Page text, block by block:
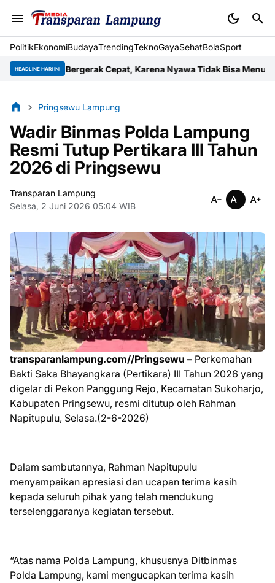
PolitikEkonomiBudayaTrendingTeknoGayaSehatBolaSport
HEADLINE HARI INI
Bergerak Cepat, Karena Nyawa Tidak Bisa MenungguWujud
Pringsewu Lampung
Wadir Binmas Polda Lampung
Resmi Tutup Pertikara III Tahun
2026 di Pringsewu
Transparan Lampung
Selasa, 2 Juni 2026 05:04 WIB
transparanlampung.com//Pringsewu – Perkemahan
Bakti Saka Bhayangkara (Pertikara) III Tahun 2026 yang
digelar di Pekon Panggung Rejo, Kecamatan Sukoharjo,
Kabupaten Pringsewu, resmi ditutup oleh Rahman
Napitupulu, Selasa.(2-6-2026)
Dalam sambutannya, Rahman Napitupulu
menyampaikan apresiasi dan ucapan terima kasih
kepada seluruh pihak yang telah mendukung
terselenggaranya kegiatan tersebut.
“Atas nama Polda Lampung, khususnya Ditbinmas
Polda Lampung, kami mengucapkan terima kasih